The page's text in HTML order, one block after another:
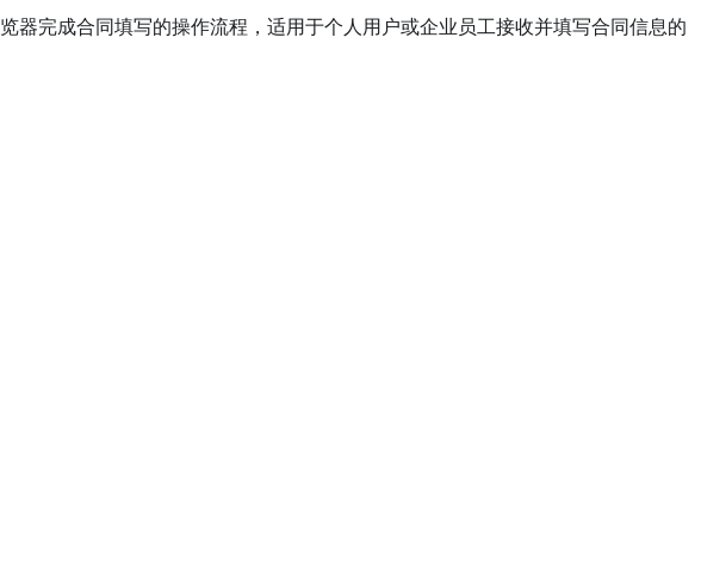
器完成合同填写的操作流程，适用于个人用户或企业员工接收并填写合同信息的